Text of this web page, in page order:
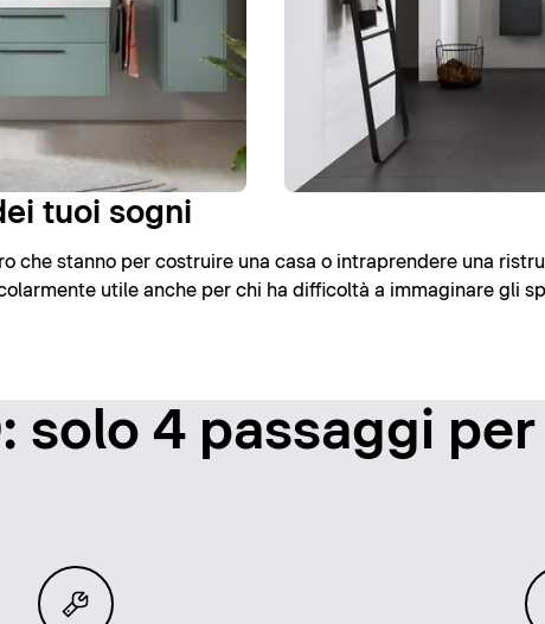
tuoi sogni
che stanno per costruire una casa o intraprendere una
utile anche per chi ha difficoltà a immaginare gli
solo 4 passaggi